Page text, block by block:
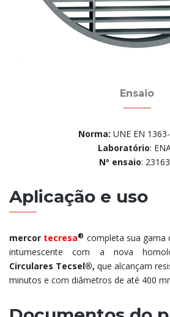
Ensaio
Norma: UNE EN
Laboratório:
Nº ensaio:
Aplicação e uso
mercor tecresa® completa sua gama
intumescente com a nova
Circulares Tecsel®, que alcançam
minutos e com diâmetros de até 400